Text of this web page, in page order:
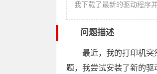
我下载了最新的驱动程序
问题描述
最近，我的打印机突
题，我尝试安装了新的驱